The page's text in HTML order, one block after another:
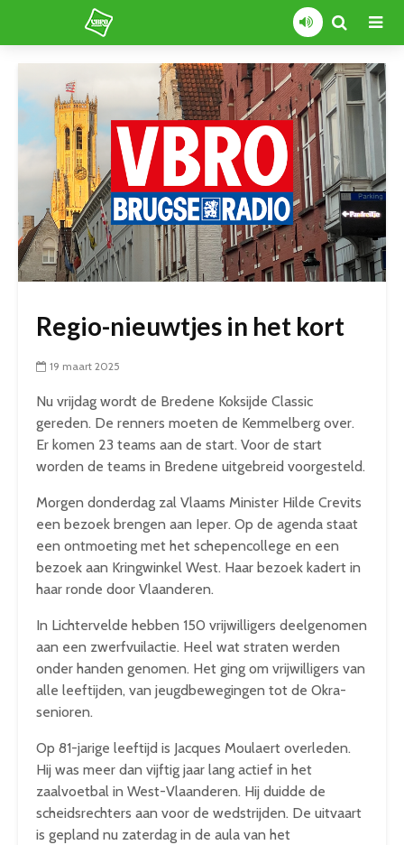
Regio-nieuwtjes in het kort
19 maart 2025
Nu vrijdag wordt de Bredene Koksijde Classic
gereden. De renners moeten de Kemmelberg over.
Er komen 23 teams aan de start. Voor de start
worden de teams in Bredene uitgebreid voorgesteld.
Morgen donderdag zal Vlaams Minister Hilde Crevits
een bezoek brengen aan Ieper. Op de agenda staat
een ontmoeting met het schepencollege en een
bezoek aan Kringwinkel West. Haar bezoek kadert in
haar ronde door Vlaanderen.
In Lichtervelde hebben 150 vrijwilligers deelgenomen
aan een zwerfvuilactie. Heel wat straten werden
onder handen genomen. Het ging om vrijwilligers van
alle leeftijden, van jeugdbewegingen tot de Okra-
senioren.
Op 81-jarige leeftijd is Jacques Moulaert overleden.
Hij was meer dan vijftig jaar lang actief in het
zaalvoetbal in West-Vlaanderen. Hij duidde de
scheidsrechters aan voor de wedstrijden. De uitvaart
is gepland nu zaterdag in de aula van het